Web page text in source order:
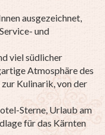
ausgezeichnet,
und
viel südlicher
Atmosphäre des
Kulinarik, von der
Sterne, Urlaub am
für das Kärnten